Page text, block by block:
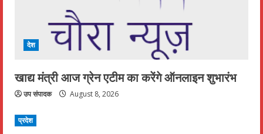
देश
खाद्य मंत्री आज ग्रेन एटीम का करेंगे ऑनलाइन शुभारंभ
उप संपादक August 8, 2026
प्रदेश